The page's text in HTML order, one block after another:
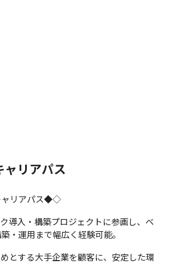
ャリアパス
リアパス◆◇
導入・構築プロジェクトに参画し、ベ
・運用まで幅広く経験可能。
とする大手企業を顧客に、安定した環